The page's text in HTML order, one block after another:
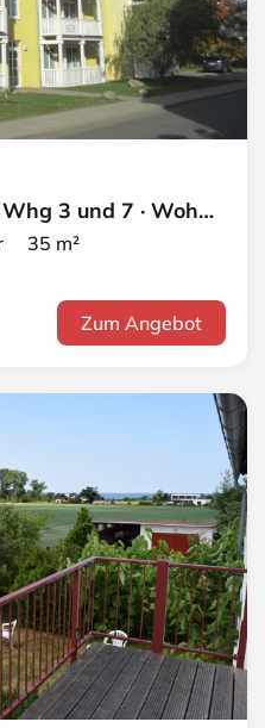
Strandschlösschen II - Whg 3 und 7 · Wohnung 7
35 m²
Zum Angebot